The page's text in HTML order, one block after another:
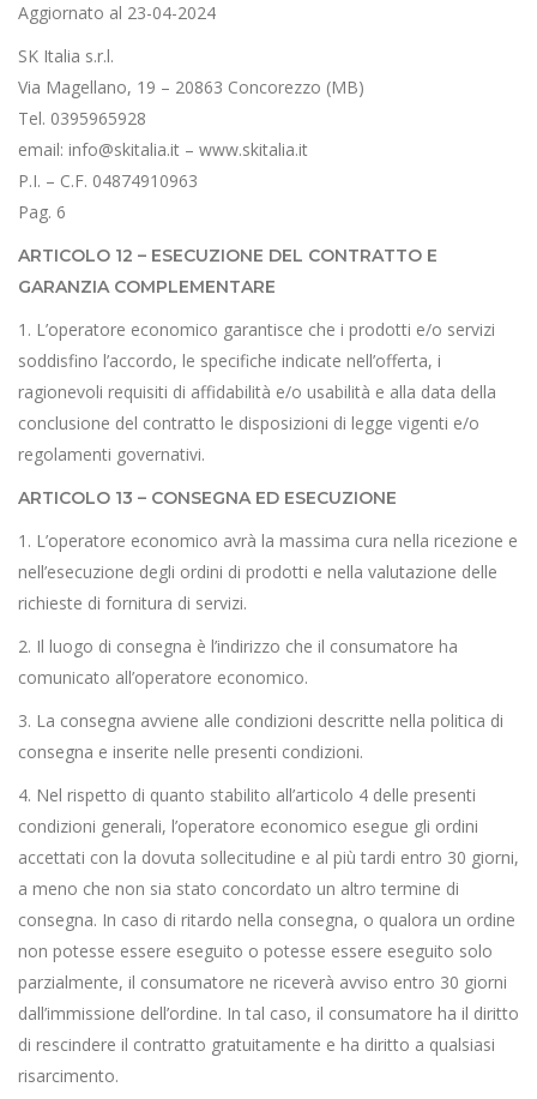
Aggiornato al 23-04-2024
SK Italia s.r.l.
Via Magellano, 19 – 20863 Concorezzo (MB)
Tel. 0395965928
email: info@skitalia.it – www.skitalia.it
P.I. – C.F. 04874910963
Pag. 6
ARTICOLO 12 – ESECUZIONE DEL CONTRATTO E
GARANZIA COMPLEMENTARE
1. L’operatore economico garantisce che i prodotti e/o servizi
soddisfino l’accordo, le specifiche indicate nell’offerta, i
ragionevoli requisiti di affidabilità e/o usabilità e alla data della
conclusione del contratto le disposizioni di legge vigenti e/o
regolamenti governativi.
ARTICOLO 13 – CONSEGNA ED ESECUZIONE
1. L’operatore economico avrà la massima cura nella ricezione e
nell’esecuzione degli ordini di prodotti e nella valutazione delle
richieste di fornitura di servizi.
2. Il luogo di consegna è l’indirizzo che il consumatore ha
comunicato all’operatore economico.
3. La consegna avviene alle condizioni descritte nella politica di
consegna e inserite nelle presenti condizioni.
4. Nel rispetto di quanto stabilito all’articolo 4 delle presenti
condizioni generali, l’operatore economico esegue gli ordini
accettati con la dovuta sollecitudine e al più tardi entro 30 giorni,
a meno che non sia stato concordato un altro termine di
consegna. In caso di ritardo nella consegna, o qualora un ordine
non potesse essere eseguito o potesse essere eseguito solo
parzialmente, il consumatore ne riceverà avviso entro 30 giorni
dall’immissione dell’ordine. In tal caso, il consumatore ha il diritto
di rescindere il contratto gratuitamente e ha diritto a qualsiasi
risarcimento.